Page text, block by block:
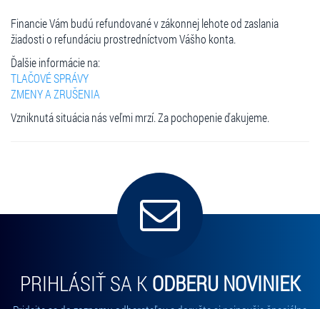
Financie Vám budú refundované v zákonnej lehote od zaslania
žiadosti o refundáciu prostredníctvom Vášho konta.
Ďalšie informácie na:
TLAČOVÉ SPRÁVY
ZMENY A ZRUŠENIA
Vzniknutá situácia nás veľmi mrzí. Za pochopenie ďakujeme.
PRIHLÁSIŤ SA K ODBERU NOVINIEK